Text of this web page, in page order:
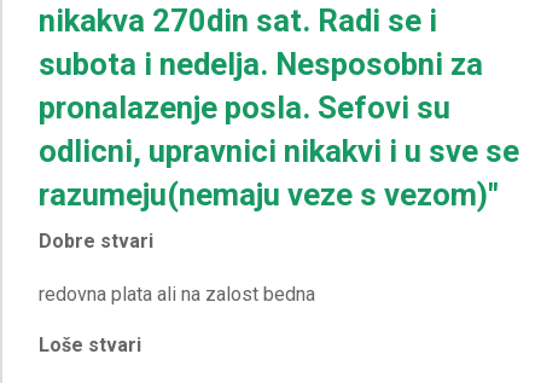
nikakva 270din sat. Radi se i
subota i nedelja. Nesposobni za
pronalazenje posla. Sefovi su
odlicni, upravnici nikakvi i u sve se
razumeju(nemaju veze s vezom)"
Dobre stvari
Loše stvari